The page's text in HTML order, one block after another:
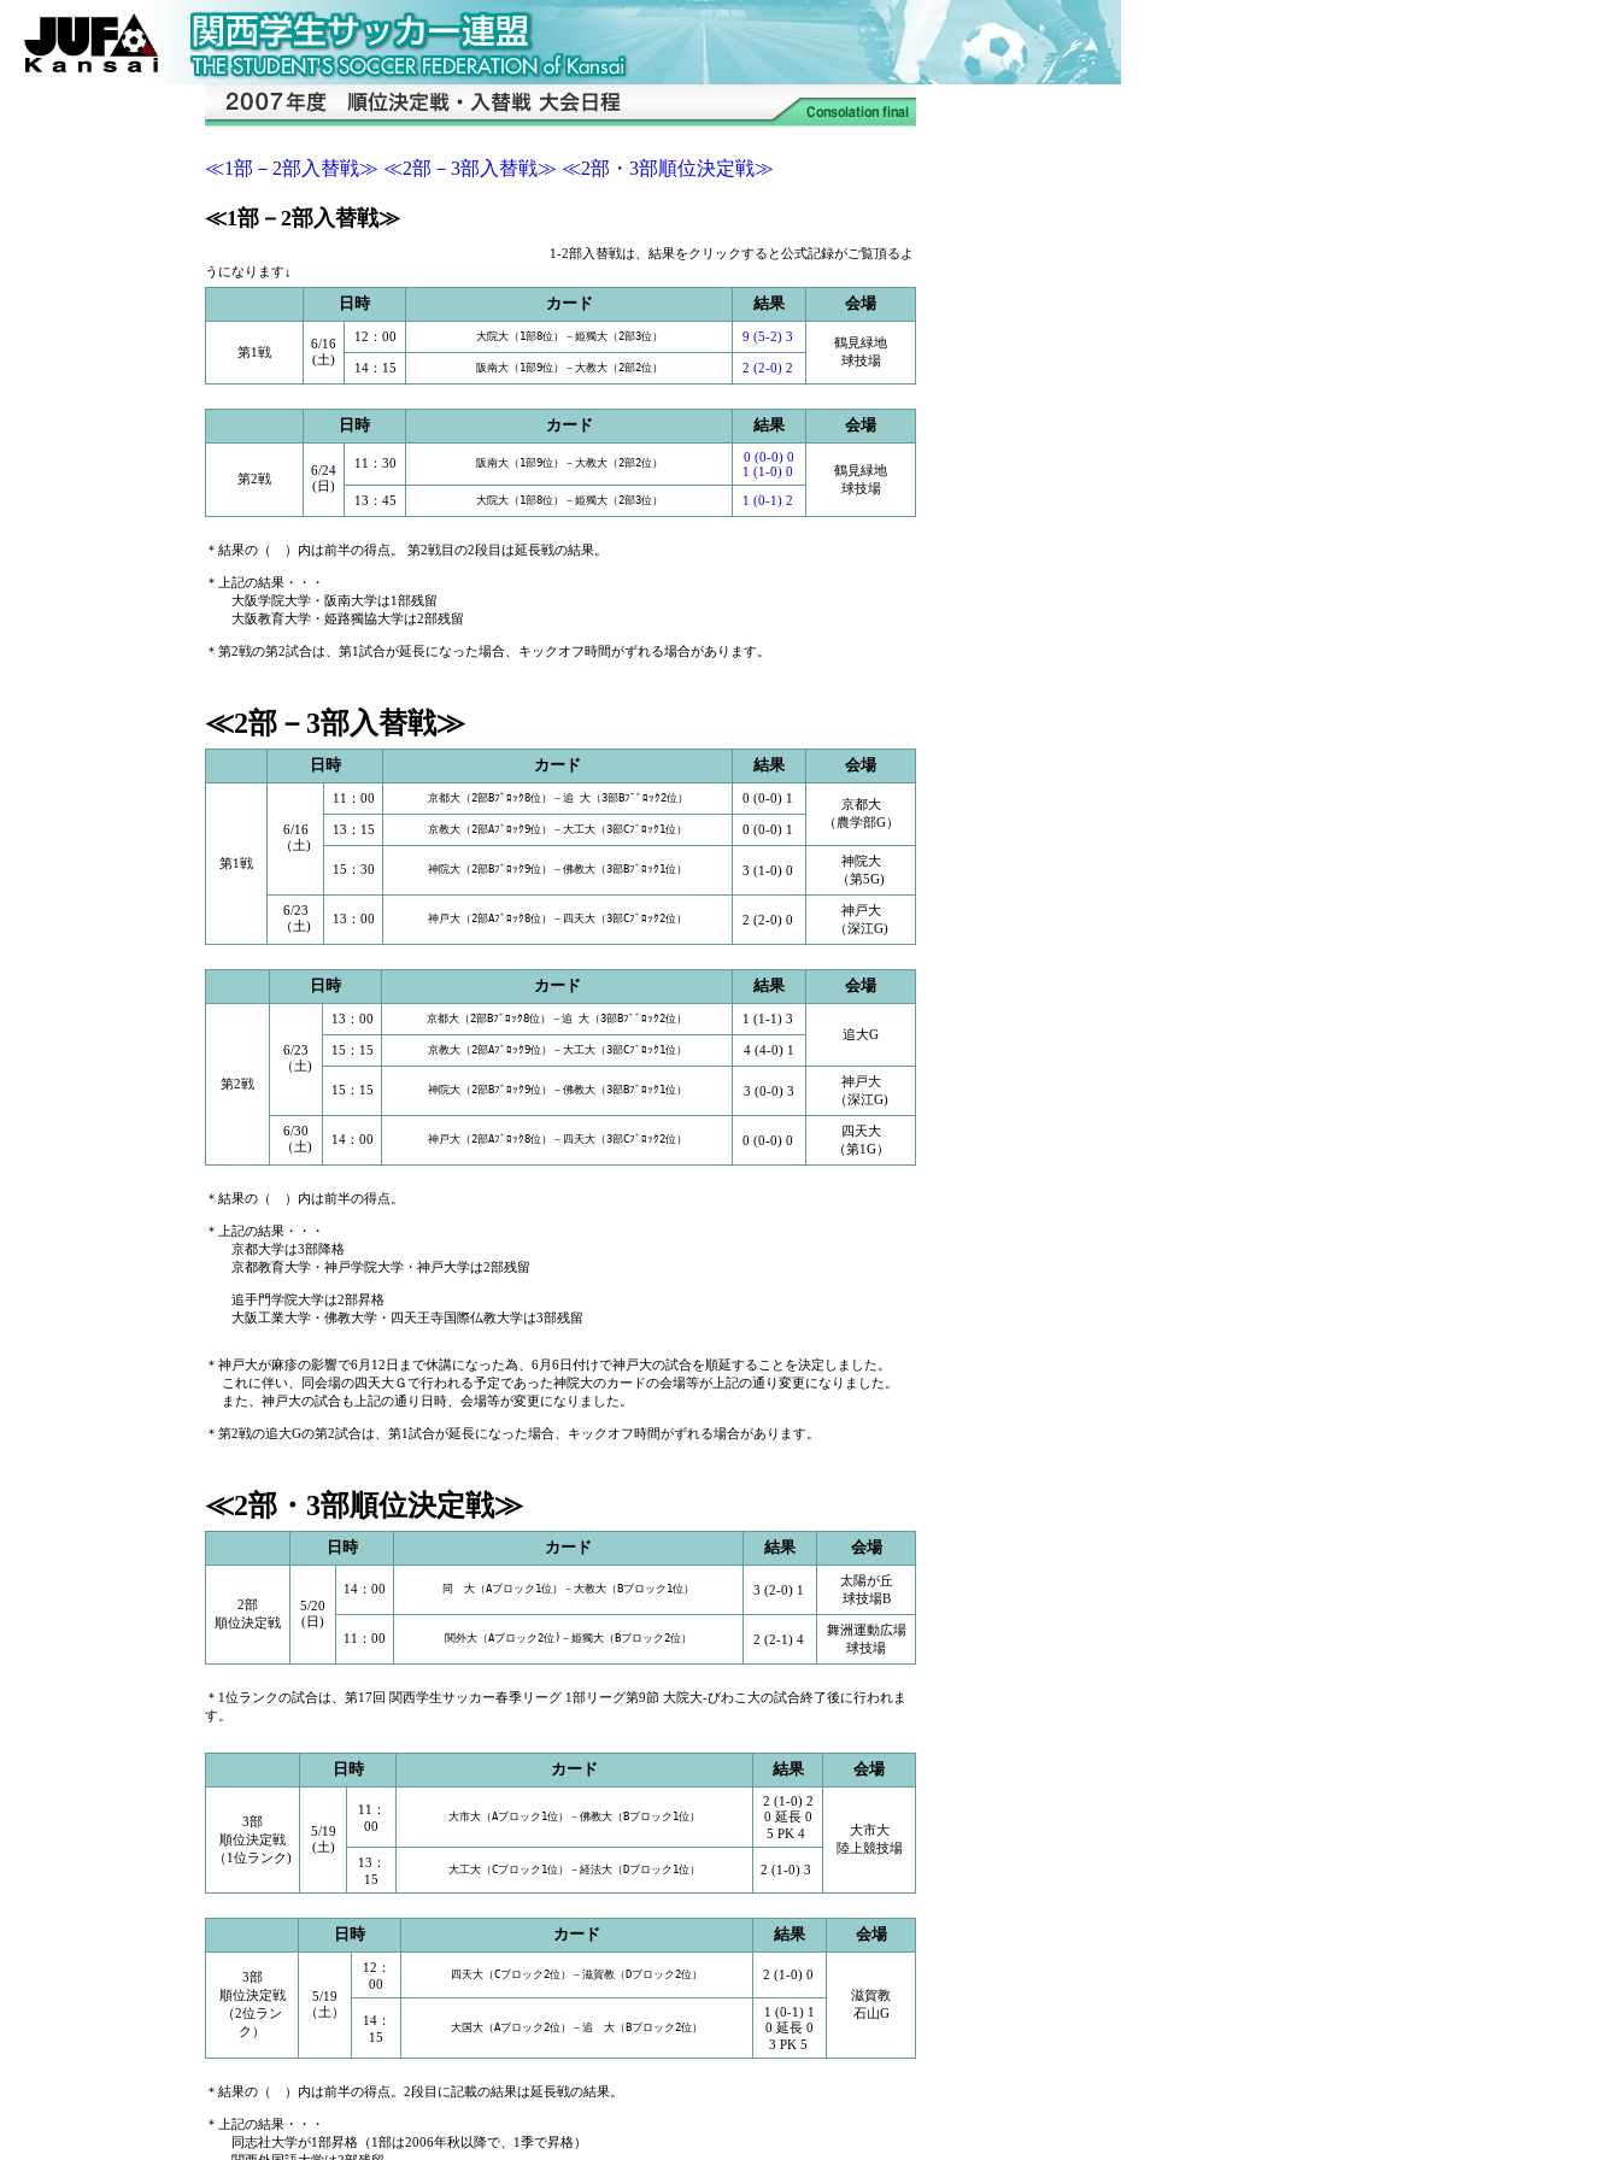
≪1部－2部入替戦≫ ≪2部－3部入替戦≫ ≪2部・3部順位決定戦≫
≪1部－2部入替戦≫
1-2部入替戦は、結果をクリックすると公式記録がご覧頂るよ
うになります↓
日時 カード 結果 会場
第1戦
6/16
(土)
12：00 大院大（1部8位）－姫獨大（2部3位） 9 (5-2) 3
鶴見緑地
球技場
14：15 阪南大（1部9位）－大教大（2部2位） 2 (2-0) 2
日時 カード 結果 会場
第2戦
6/24
(日)
11：30 阪南大（1部9位）－大教大（2部2位）
0 (0-0) 0
1 (1-0) 0
鶴見緑地
球技場
13：45
大院大（1部8位）－姫獨大（2部3位） 1 (0-1) 2
＊結果の（ ）内は前半の得点。 第2戦目の2段目は延長戦の結果。
＊上記の結果・・・
大阪学院大学・阪南大学は1部残留
大阪教育大学・姫路獨協大学は2部残留
＊第2戦の第2試合は、第1試合が延長になった場合、キックオフ時間がずれる場合があります。
≪2部－3部入替戦≫
日時 カード 結果 会場
第1戦
6/16
（土)
11：00 京都大（2部Bﾌﾞﾛｯｸ8位）－追 大（3部Bﾌﾞﾞﾛｯｸ2位） 0 (0-0) 1
京都大
（農学部G）
13：15 京教大（2部Aﾌﾞﾛｯｸ9位）－大工大（3部Cﾌﾞﾛｯｸ1位） 0 (0-0) 1
15：30 神院大（2部Bﾌﾞﾛｯｸ9位）－佛教大（3部Bﾌﾞﾛｯｸ1位） 3 (1-0) 0
神院大
（第5G)
6/23
（土)
13：00 神戸大（2部Aﾌﾞﾛｯｸ8位）－四天大（3部Cﾌﾞﾛｯｸ2位） 2 (2-0) 0
神戸大
（深江G)
日時 カード 結果 会場
第2戦
6/23
（土)
13：00 京都大（2部Bﾌﾞﾛｯｸ8位）－追 大（3部Bﾌﾞﾞﾛｯｸ2位）
1 (1-1) 3
追大G
15：15
京教大（2部Aﾌﾞﾛｯｸ9位）－大工大（3部Cﾌﾞﾛｯｸ1位） 4 (4-0) 1
15：15 神院大（2部Bﾌﾞﾛｯｸ9位）－佛教大（3部Bﾌﾞﾛｯｸ1位） 3 (0-0) 3
神戸大
（深江G)
6/30
（土)
14：00 神戸大（2部Aﾌﾞﾛｯｸ8位）－四天大（3部Cﾌﾞﾛｯｸ2位） 0 (0-0) 0
四天大
（第1G）
＊結果の（ ）内は前半の得点。
＊上記の結果・・・
京都大学は3部降格
京都教育大学・神戸学院大学・神戸大学は2部残留
追手門学院大学は2部昇格
大阪工業大学・佛教大学・四天王寺国際仏教大学は3部残留
＊神戸大が麻疹の影響で6月12日まで休講になった為、6月6日付けで神戸大の試合を順延することを決定しました。
これに伴い、同会場の四天大Ｇで行われる予定であった神院大のカードの会場等が上記の通り変更になりました。
また、神戸大の試合も上記の通り日時、会場等が変更になりました。
＊第2戦の追大Gの第2試合は、第1試合が延長になった場合、キックオフ時間がずれる場合があります。
≪2部・3部順位決定戦≫
日時 カード 結果 会場
2部
順位決定戦
5/20
(日)
14：00 同 大（Aブロック1位）－大教大（Bブロック1位） 3 (2-0) 1
太陽が丘
球技場B
11：00 関外大（Aブロック2位)－姫獨大（Bブロック2位） 2 (2-1) 4
舞洲運動広場
球技場
＊1位ランクの試合は、第17回 関西学生サッカー春季リーグ 1部リーグ第9節 大院大-びわこ大の試合終了後に行われま
す。
日時 カード 結果 会場
3部
順位決定戦
（1位ランク)
5/19
(土)
11：
00
大市大（Aブロック1位）－佛教大（Bブロック1位）
2 (1-0) 2
0 延長 0
5 PK 4
大市大
陸上競技場
13：
15
大工大（Cブロック1位）－経法大（Dブロック1位） 2 (1-0) 3
日時 カード 結果 会場
3部
順位決定戦
（2位ラン
ク）
5/19
（土）
12：
00
四天大（Cブロック2位）－滋賀教（Dブロック2位）
2 (1-0) 0
滋賀教
石山G
14：
15
大国大（Aブロック2位）－追 大（Bブロック2位）
1 (0-1) 1
0 延長 0
3 PK 5
＊結果の（ ）内は前半の得点。2段目に記載の結果は延長戦の結果。
＊上記の結果・・・
同志社大学が1部昇格（1部は2006年秋以降で、1季で昇格）